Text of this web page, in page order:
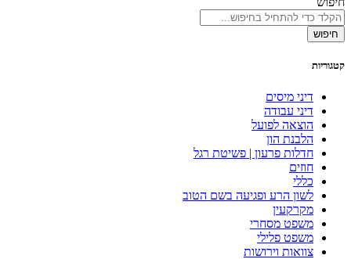
חיפוש
קטגוריות
דיני מיסים
דיני עבודה
הוצאה לפועל
הלבנת הון
חדלות פרעון | פשיטת רגל
חוזים
כללי
לשון הרע ופגיעה בשם הטוב
מקרקעין
משפט מסחרי
משפט פלילי
צוואות וירושות